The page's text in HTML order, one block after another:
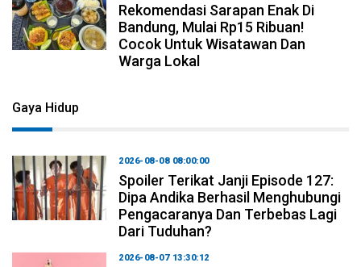
Rekomendasi Sarapan Enak Di
Bandung, Mulai Rp15 Ribuan!
Cocok Untuk Wisatawan Dan
Warga Lokal
Gaya Hidup
2026-08-08 08:00:00
Spoiler Terikat Janji Episode 127:
Dipa Andika Berhasil Menghubungi
Pengacaranya Dan Terbebas Lagi
Dari Tuduhan?
2026-08-07 13:30:12